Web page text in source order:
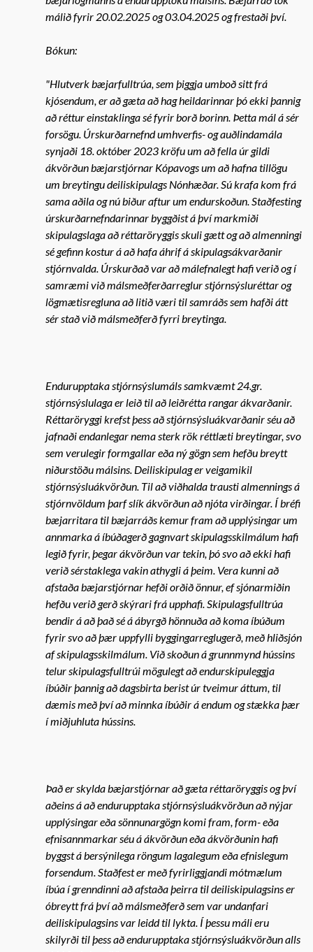
málið fyrir 20.02.2025 og 03.04.2025 og frestaði því.
Bókun:
"Hlutverk bæjarfulltrúa, sem þiggja umboð sitt frá
kjósendum, er að gæta að hag heildarinnar þó ekki þannig
að réttur einstaklinga sé fyrir borð borinn. Þetta mál á sér
forsögu. Úrskurðarnefnd umhverfis- og auðlindamála
synjaði 18. október 2023 kröfu um að fella úr gildi
ákvörðun bæjarstjórnar Kópavogs um að hafna tillögu
um breytingu deiliskipulags Nónhæðar. Sú krafa kom frá
sama aðila og nú biður aftur um endurskoðun. Staðfesting
úrskurðarnefndarinnar byggðist á því markmiði
skipulagslaga að réttaröryggis skuli gætt og að almenningi
sé gefinn kostur á að hafa áhrif á skipulagsákvarðanir
stjórnvalda. Úrskurðað var að málefnalegt hafi verið og í
samræmi við málsmeðferðarreglur stjórnsýsluréttar og
lögmætisregluna að litið væri til samráðs sem hafði átt
sér stað við málsmeðferð fyrri breytinga.
Endurupptaka stjórnsýslumáls samkvæmt 24.gr.
stjórnsýslulaga er leið til að leiðrétta rangar ákvarðanir.
Réttaröryggi krefst þess að stjórnsýsluákvarðanir séu að
jafnaði endanlegar nema sterk rök réttlæti breytingar, svo
sem verulegir formgallar eða ný gögn sem hefðu breytt
niðurstöðu málsins. Deiliskipulag er veigamikil
stjórnsýsluákvörðun. Til að viðhalda trausti almennings á
stjórnvöldum þarf slík ákvörðun að njóta virðingar. Í bréfi
bæjarritara til bæjarráðs kemur fram að upplýsingar um
annmarka á íbúðagerð gagnvart skipulagsskilmálum hafi
legið fyrir, þegar ákvörðun var tekin, þó svo að ekki hafi
verið sérstaklega vakin athygli á þeim. Vera kunni að
afstaða bæjarstjórnar hefði orðið önnur, ef sjónarmiðin
hefðu verið gerð skýrari frá upphafi. Skipulagsfulltrúa
bendir á að það sé á ábyrgð hönnuða að koma íbúðum
fyrir svo að þær uppfylli byggingarreglugerð, með hliðsjón
af skipulagsskilmálum. Við skoðun á grunnmynd hússins
telur skipulagsfulltrúi mögulegt að endurskipuleggja
íbúðir þannig að dagsbirta berist úr tveimur áttum, til
dæmis með því að minnka íbúðir á endum og stækka þær
í miðjuhluta hússins.
Það er skylda bæjarstjórnar að gæta réttaröryggis og því
aðeins á að endurupptaka stjórnsýsluákvörðun að nýjar
upplýsingar eða sönnunargögn komi fram, form- eða
efnisannmarkar séu á ákvörðun eða ákvörðunin hafi
byggst á bersýnilega röngum lagalegum eða efnislegum
forsendum. Staðfest er með fyrirliggjandi mótmælum
íbúa í grenndinni að afstaða þeirra til deiliskipulagsins er
óbreytt frá því að málsmeðferð sem var undanfari
deiliskipulagsins var leidd til lykta. Í þessu máli eru
skilyrði til þess að endurupptaka stjórnsýsluákvörðun alls